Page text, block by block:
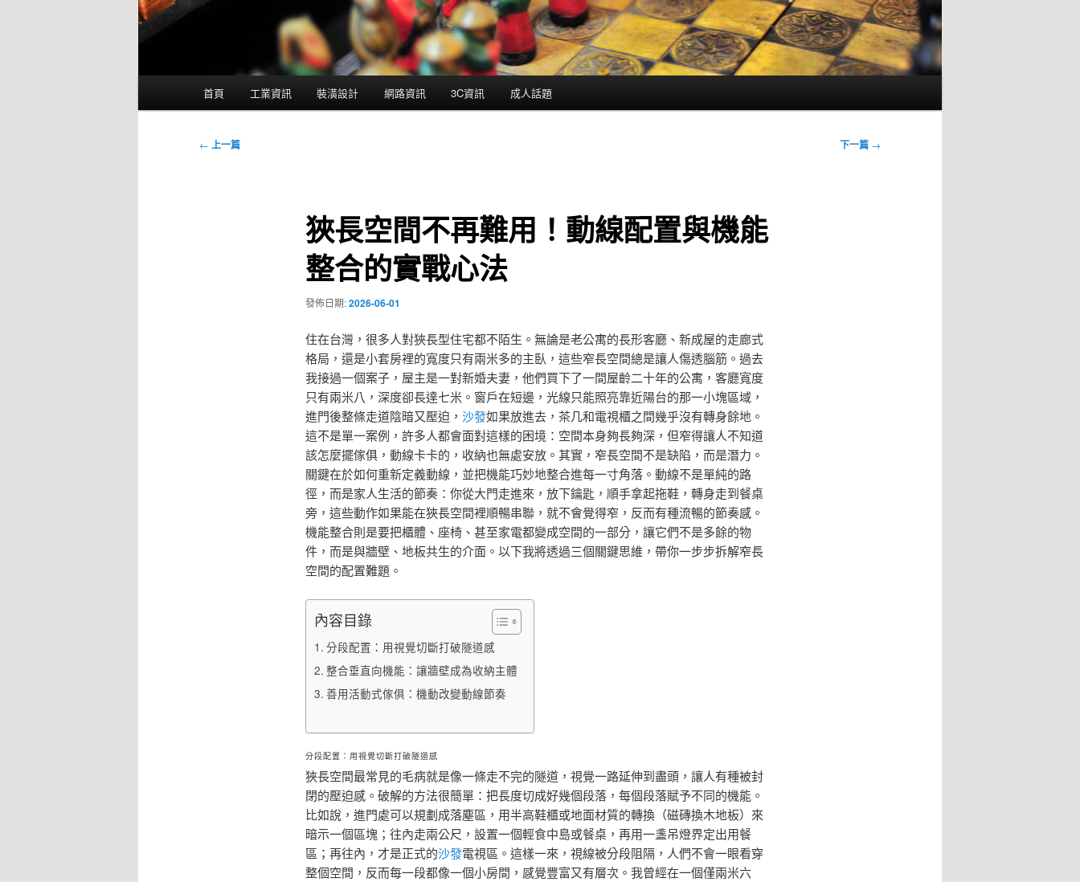
首頁 工業資訊 裝潢設計 網路資訊 3C資訊 成人話題
文
← 上一篇 下一篇 →
狹長空間不再難用！動線配置與機能
整合的實戰心法
發佈日期:2026-06-01
住在台灣，很多人對狹長型住宅都不陌生。無論是老公寓的長形客廳、新成屋的走廊式
格局，還是小套房裡的寬度只有兩米多的主臥，這些窄長空間總是讓人傷透腦筋。過去
我接過一個案子，屋主是一對新婚夫妻，他們買下了一間屋齡二十年的公寓，客廳寬度
只有兩米八，深度卻長達七米。窗戶在短邊，光線只能照亮靠近陽台的那一小塊區域，
進門後整條走道陰暗又壓迫， 沙發如果放進去，茶几和電視櫃之間幾乎沒有轉身餘地。
這不是單一案例，許多人都會面對這樣的困境：空間本身夠長夠深，但窄得讓人不知道
該怎麼擺傢俱，動線卡卡的，收納也無處安放。其實，窄長空間不是缺陷，而是潛力。
關鍵在於如何重新定義動線，並把機能巧妙地整合進每一寸角落。動線不是單純的路
徑，而是家人生活的節奏：你從大門走進來，放下鑰匙，順手拿起拖鞋，轉身走到餐桌
旁，這些動作如果能在狹長空間裡順暢串聯，就不會覺得窄，反而有種流暢的節奏感。
機能整合則是要把櫃體、座椅、甚至家電都變成空間的一部分，讓它們不是多餘的物
件，而是與牆壁、地板共生的介面。以下我將透過三個關鍵思維，帶你一步步拆解窄長
空間的配置難題。
內容目錄
分段配置：用視覺切斷打破隧道感
整合垂直向機能：讓牆壁成為收納主體
善用活動式傢俱：機動改變動線節奏
分段配置：用視覺切斷打破隧道感
狹長空間最常見的毛病就是像一條走不完的隧道，視覺一路延伸到盡頭，讓人有種被封
閉的壓迫感。破解的方法很簡單：把長度切成好幾個段落，每個段落賦予不同的機能。
比如說，進門處可以規劃成落塵區，用半高鞋櫃或地面材質的轉換（磁磚換木地板）來
暗示一個區塊；往內走兩公尺，設置一個輕食中島或餐桌，再用一盞吊燈界定出用餐
區；再往內，才是正式的沙發電視區。這樣一來，視線被分段阻隔，人們不會一眼看穿
整個空間，反而每一段都像一個小房間，感覺豐富又有層次。我曾經在一個僅兩米六